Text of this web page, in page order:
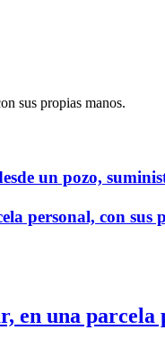
sus propias manos.
un pozo,
personal, con sus
en una parcela